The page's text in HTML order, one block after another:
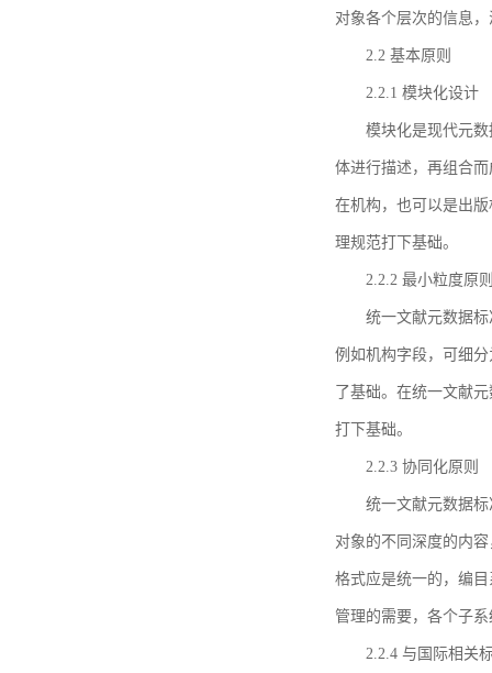
对象各个层次的信息
2.2 基本原则
2.2.1 模块化设计
模块化是现代元
体进行描述，再组合
在机构，也可以是出
理规范打下基础。
2.2.2 最小粒度原
统一文献元数据
例如机构字段，可细
了基础。在统一文献
打下基础。
2.2.3 协同化原则
统一文献元数据
对象的不同深度的内
格式应是统一的，编
管理的需要，各个子
2.2.4 与国际相关